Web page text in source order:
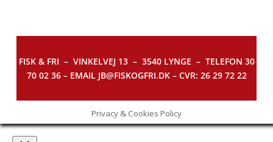
FISK & FRI – VINKELVEJ 13 – 3540 LYNGE – TELEFON 30
70 02 36 – EMAIL JB@FISKOGFRI.DK – CVR: 26 29 72 22
Privacy & Cookies Policy